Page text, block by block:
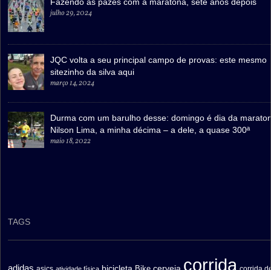
julho 29, 2024
JQC volta a seu principal campo de provas: este mesmo
sitezinho da silva aqui
março 14, 2024
Durma com um barulho desse: domingo é dia da
Nilson Lima, a minha décima – a dele, a quase 300ª
maio 18, 2022
TAGS
adidas atividade física corrida